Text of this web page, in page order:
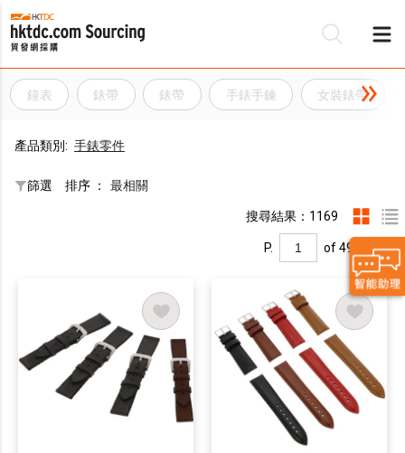
鐘表 錶帶 錶帶 手錶手鍊 女裝錶帶
產品類別: 手錶零件
篩選 排序 ： 最相關
搜尋結果：1169
P. of 49